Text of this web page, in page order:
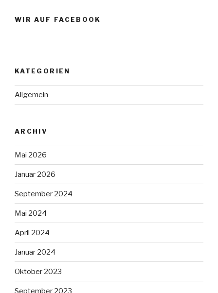
WIR AUF FACEBOOK
KATEGORIEN
Allgemein
ARCHIV
Mai 2026
Januar 2026
September 2024
Mai 2024
April 2024
Januar 2024
Oktober 2023
September 2023